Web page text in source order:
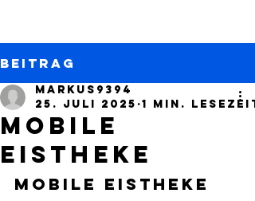
Beitrag
Mobile
Eistheke
markus9394
25. Juli 2025 1 Min. Lesezeit
Mobile Eistheke